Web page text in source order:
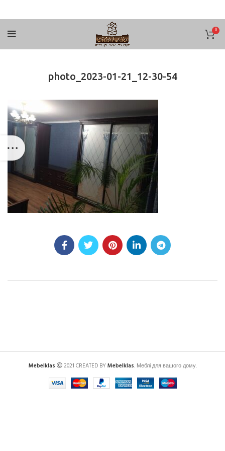
0
photo_2023-01-21_12-30-54
Mebelklas 2021 CREATED BYMebelklas. Меблі для вашого дому.